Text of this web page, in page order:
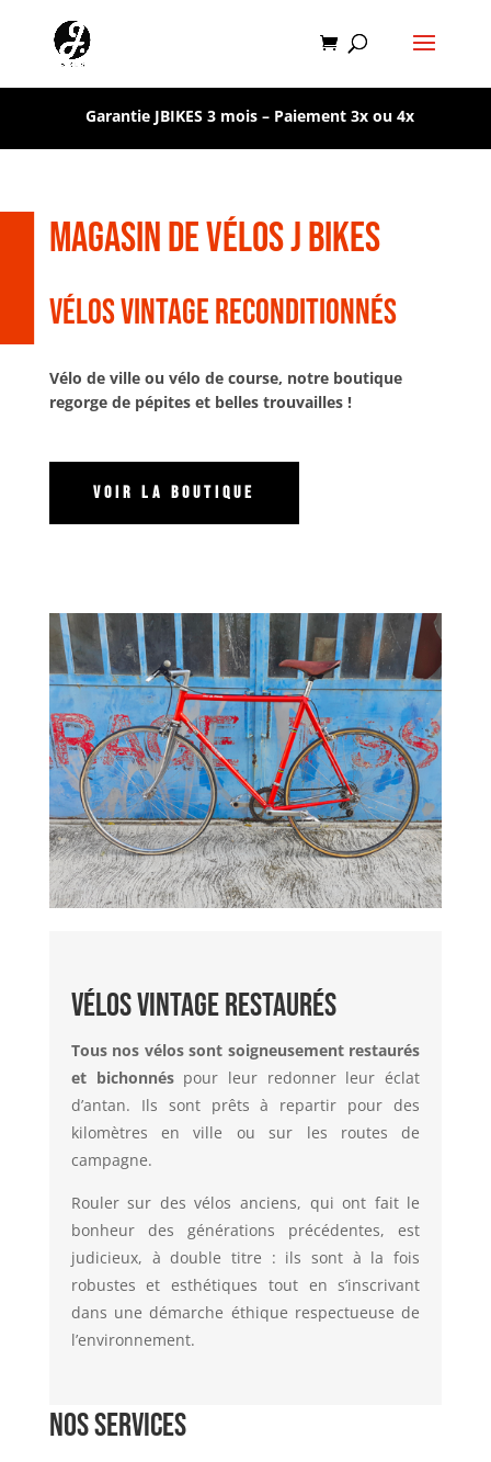
Garantie JBIKES 3 mois – Paiement 3x ou 4x
Magasin de vélos J BIKES
VÉLOS VINTAGE RECONDITIONNÉS
Vélo de ville ou vélo de course, notre boutique
regorge de pépites et belles trouvailles !
Voir la boutique
Vélos vintage restaurés
Tous nos vélos sont soigneusement restaurés
et bichonnéspour leur redonner leur éclat
d’antan. Ils sont prêts à repartir pour des
kilomètres en ville ou sur les routes de
campagne.
Rouler sur des vélos anciens, qui ont fait le
bonheur des générations précédentes, est
judicieux, à double titre : ils sont à la fois
robustes et esthétiques tout en s’inscrivant
dans une démarche éthique respectueuse de
l’environnement.
Nos Services